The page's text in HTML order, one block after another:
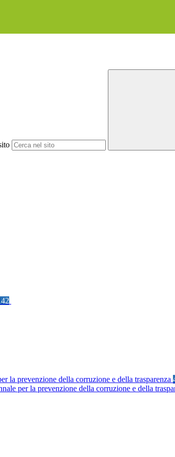
la prevenzione della corruzione e della trasparenza
per la prevenzione della corruzione e della